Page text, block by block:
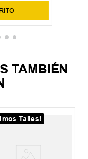
TAMBIÉN
Talles!